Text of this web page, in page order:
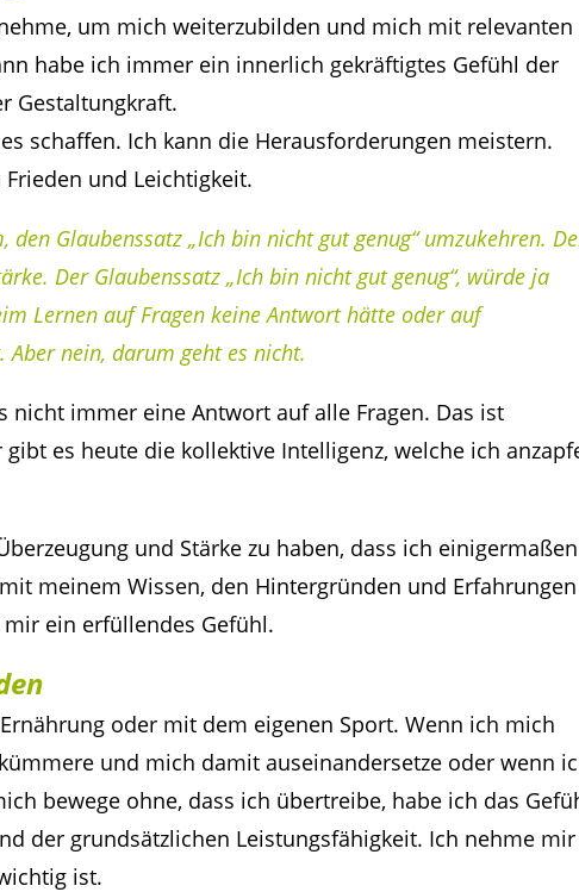
um mich weiterzubilden und mich mit relevanten
habe ich immer ein innerlich gekräftigtes Gefühl der
Gestaltungkraft.
schaffen. Ich kann die Herausforderungen meistern.
und Leichtigkeit.
Glaubenssatz „Ich bin nicht gut genug“ umzukehren.
Der Glaubenssatz „Ich bin nicht gut genug“, würde ja
Lernen auf Fragen keine Antwort hätte oder auf
Aber nein, darum geht es nicht.
nicht immer eine Antwort auf alle Fragen. Das ist
es heute die kollektive Intelligenz, welche ich
und Stärke zu haben, dass ich einigermaßen
meinem Wissen, den Hintergründen und Erfahrungen
ein erfüllendes Gefühl.
oder mit dem eigenen Sport. Wenn ich mich
und mich damit auseinandersetze oder wenn
bewege ohne, dass ich übertreibe, habe ich das
der grundsätzlichen Leistungsfähigkeit. Ich nehme mir
ist.